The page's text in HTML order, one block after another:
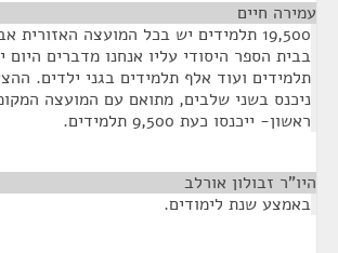
עמירה חיים
19,500 תלמידים יש בכל המועצה
תלמידים ועוד אלף תלמידים בגני ילדים.
ניכנס בשני שלבים, מתואם עם המועצה
ראשון- ייכנסו כעת 9,500 תלמידים.
היו"ר זבולון אורלב
באמצע שנת לימודים.